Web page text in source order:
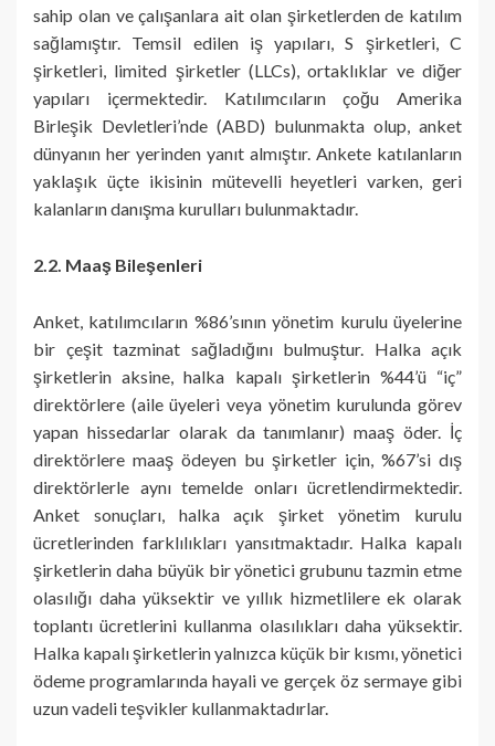
sahip olan ve çalışanlara ait olan şirketlerden de katılım
sağlamıştır. Temsil edilen iş yapıları, S şirketleri, C
şirketleri, limited şirketler (LLCs), ortaklıklar ve diğer
yapıları içermektedir. Katılımcıların çoğu Amerika
Birleşik Devletleri’nde (ABD) bulunmakta olup, anket
dünyanın her yerinden yanıt almıştır. Ankete katılanların
yaklaşık üçte ikisinin mütevelli heyetleri varken, geri
kalanların danışma kurulları bulunmaktadır.
2.2. Maaş Bileşenleri
Anket, katılımcıların %86’sının yönetim kurulu üyelerine
bir çeşit tazminat sağladığını bulmuştur. Halka açık
şirketlerin aksine, halka kapalı şirketlerin %44’ü “iç”
direktörlere (aile üyeleri veya yönetim kurulunda görev
yapan hissedarlar olarak da tanımlanır) maaş öder. İç
direktörlere maaş ödeyen bu şirketler için, %67’si dış
direktörlerle aynı temelde onları ücretlendirmektedir.
Anket sonuçları, halka açık şirket yönetim kurulu
ücretlerinden farklılıkları yansıtmaktadır. Halka kapalı
şirketlerin daha büyük bir yönetici grubunu tazmin etme
olasılığı daha yüksektir ve yıllık hizmetlilere ek olarak
toplantı ücretlerini kullanma olasılıkları daha yüksektir.
Halka kapalı şirketlerin yalnızca küçük bir kısmı, yönetici
ödeme programlarında hayali ve gerçek öz sermaye gibi
uzun vadeli teşvikler kullanmaktadırlar.